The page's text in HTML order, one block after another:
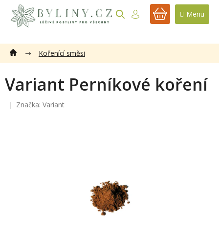
obsah
NÁKUPNÍ
Kořenící směsi
Variant Perníkové koření
Značka: Variant